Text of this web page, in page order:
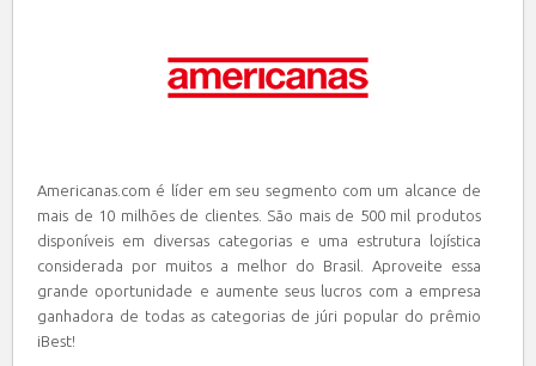
Americanas.com é líder em seu segmento com um alcance de
mais de 10 milhões de clientes. São mais de 500 mil produtos
disponíveis em diversas categorias e uma estrutura lojística
considerada por muitos a melhor do Brasil. Aproveite essa
grande oportunidade e aumente seus lucros com a empresa
ganhadora de todas as categorias de júri popular do prêmio
iBest!